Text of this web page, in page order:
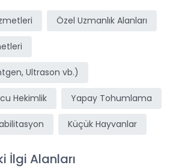
Özel Uzmanlık Alanları
Ultrason vb.)
Hekimlik Yapay Tohumlama
Küçük Hayvanlar
İlgi Alanları